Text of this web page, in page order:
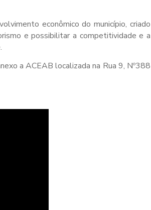
econômico do município, criado
e possibilitar a competitividade e a
a ACEAB localizada na Rua 9, Nº388